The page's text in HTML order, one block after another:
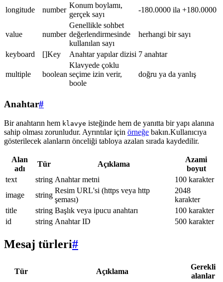
longitude number
Konum boylamı,
gerçek sayı
-180.0000 ila +180.0000
value number
Genellikle sohbet
değerlendirmesinde
kullanılan sayı
herhangi bir sayı
keyboard []Key Anahtar yapılar dizisi 7 anahtar
multiple boolean
Klavyede çoklu
seçime izin verir,
boole
doğru ya da yanlış
Anahtar#
Bir anahtarın hem klavye isteğinde hem de yanıtta bir yapı alanına
sahip olması zorunludur. Ayrıntılar için örneğe bakın.Kullanıcıya
gösterilecek alanların önceliği tabloya azalan sırada kaydedilir.
Alan
adı
Tür Açıklama
Azami
boyut
text
string Anahtar metni
100 karakter
image
string
Resim URL'si (https veya http
şeması)
2048
karakter
title
string Başlık veya ipucu anahtarı
100 karakter
id
string Anahtar ID 500 karakter
Mesaj türleri#
Tür Açıklama
Gerekli
alanlar